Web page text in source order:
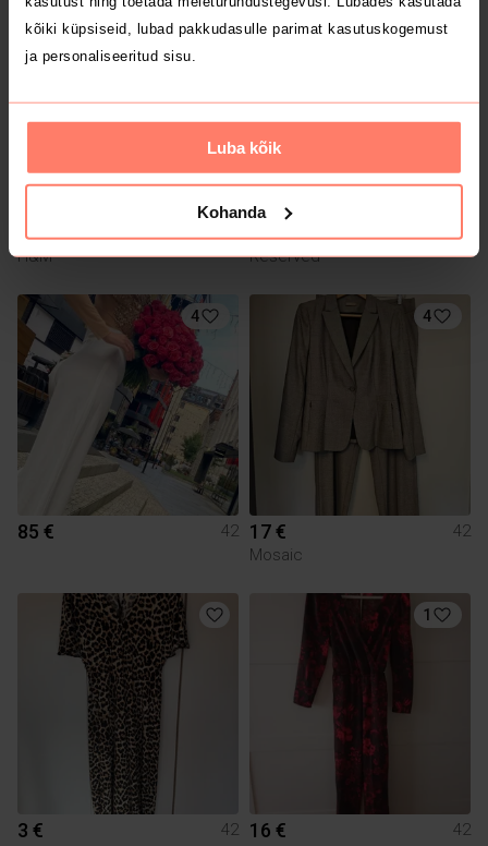
kõiki küpsiseid, lubad pakkudasulle parimat kasutuskogemust
ja personaliseeritud sisu.
Luba kõik
Kohanda
7.5 €
42
H&M
5 €
42
Reserved
4
85 € 42
4
17 €
42
Mosaic
3 € 42
1
16 €
42